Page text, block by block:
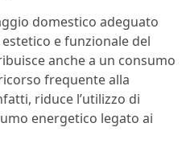
domestico adeguato
e funzionale del
anche a un consumo
frequente alla
riduce l’utilizzo di
energetico legato ai